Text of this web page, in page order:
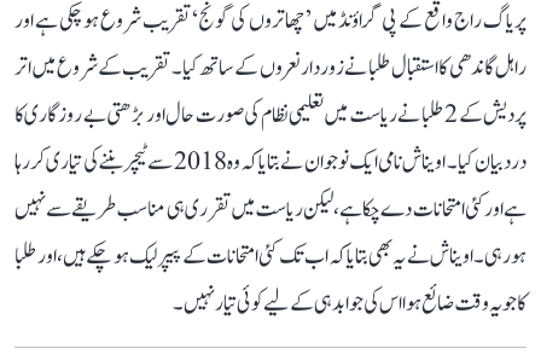
پریاگ راج واقع کے پی گراؤنڈ میں ’چھاتروں کی گونج‘ تقریب شروع ہو چکی ہے اور
راہل گاندھی کا استقبال طلبا نے زوردار نعروں کے ساتھ کیا۔ تقریب کے شروع میں اتر
پردیش کے 2 طلبا نے ریاست میں تعلیمی نظام کی صورت حال اور بڑھتی بے روزگاری کا
درد بیان کیا۔ اویناش نامی ایک نوجوان نے بتایا کہ وہ 2018 سے ٹیچر بننے کی تیاری کر رہا
ہے اور کئی امتحانات دے چکا ہے، لیکن ریاست میں تقرری ہی مناسب طریقے سے نہیں
ہو رہی۔ اویناش نے یہ بھی بتایا کہ اب تک کئی امتحانات کے پیپر لیک ہو چکے ہیں، اور طلبا
کا جو یہ وقت ضائع ہوا اس کی جوابدہی کے لیے کوئی تیار نہیں۔